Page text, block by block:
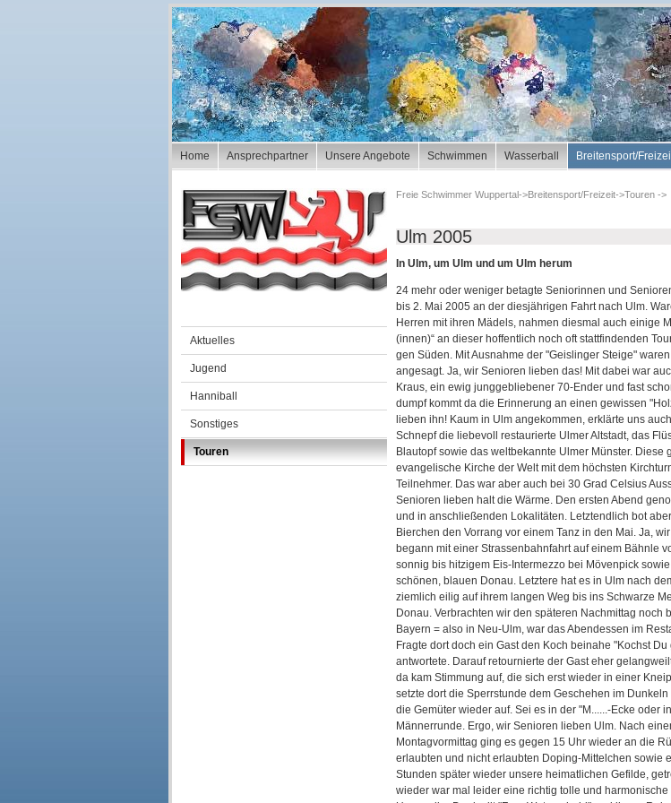
Navigation
Home Ansprechpartner Unsere Angebote Schwimmen Wasserball Breitensport/
Freie Schwimmer Wuppertal Breitensport/Freizeit Touren
Ulm 2005
In Ulm, um Ulm und um Ulm herum
24 mehr oder weniger betagte Seniorinnen und
bis 2. Mai 2005 an der diesjährigen Fahrt nach Ulm.
Herren mit ihren Mädels, nahmen diesmal auch einige
(innen)“ an dieser hoffentlich noch oft stattfindenden
gen Süden. Mit Ausnahme der "Geislinger Steige"
angesagt. Ja, wir Senioren lieben das! Mit dabei war
Kraus, ein ewig junggebliebener 70-Ender und fast
dumpf kommt da die Erinnerung an einen gewissen
lieben ihn! Kaum in Ulm angekommen, erklärte uns
Schnepf die liebevoll restaurierte Ulmer Altstadt, das
Blautopf sowie das weltbekannte Ulmer Münster. Diese
evangelische Kirche der Welt mit dem höchsten
Teilnehmer. Das war aber auch bei 30 Grad Celsius
Senioren lieben halt die Wärme. Den ersten Abend
und in anschließenden Lokalitäten. Letztendlich bot
Bierchen den Vorrang vor einem Tanz in den Mai. Ja,
begann mit einer Strassenbahnfahrt auf einem Bähnle
sonnig bis hitzigem Eis-Intermezzo bei Mövenpick
schönen, blauen Donau. Letztere hat es in Ulm nach
ziemlich eilig auf ihrem langen Weg bis ins Schwarze
Donau. Verbrachten wir den späteren Nachmittag noch
Bayern = also in Neu-Ulm, war das Abendessen im
Fragte dort doch ein Gast den Koch beinahe "Kochst
antwortete. Darauf retournierte der Gast eher
da kam Stimmung auf, die sich erst wieder in einer
setzte dort die Sperrstunde dem Geschehen im
die Gemüter wieder auf. Sei es in der "M......-Ecke oder
Männerrunde. Ergo, wir Senioren lieben Ulm. Nach
Montagvormittag ging es gegen 15 Uhr wieder an die
erlaubten und nicht erlaubten Doping-Mittelchen sowie
Stunden später wieder unsere heimatlichen Gefilde,
wieder war mal leider eine richtig tolle und
überspringen
Aktuelles
Jugend
Hanniball
Sonstiges
Touren